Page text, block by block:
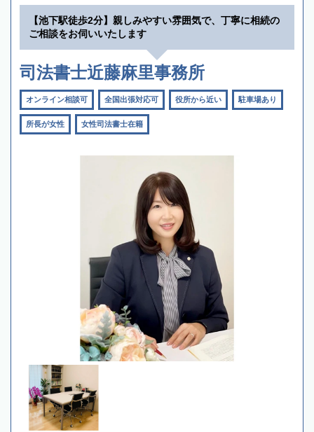
【池下駅徒歩2分】親しみやすい雰囲気で、丁寧に相続の
ご相談をお伺いいたします
司法書士近藤麻里事務所
オンライン相談可 全国出張対応可 役所から近い 駐車場あり
所長が女性 女性司法書士在籍